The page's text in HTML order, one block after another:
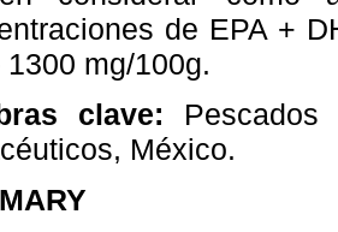
de EPA +
1300 mg/100g.
clave:
México.